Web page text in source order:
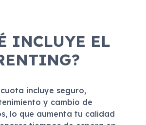
INCLUYE EL
incluye seguro,
y cambio de
lo que aumenta tu calidad